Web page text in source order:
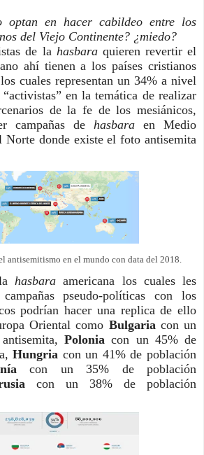
optan en hacer cabildeo entre los
del Viejo Continente? ¿miedo?
de la hasbara quieren revertir el
ahí tienen a los países cristianos
cuales representan un 34% a nivel
en la temática de realizar
de la fe de los mesiánicos,
campañas de hasbara en Medio
donde existe el foto antisemita
antisemitismo en el mundo con data del 2018.
hasbara americana los cuales les
pseudo-políticas con los
podrían hacer una replica de ello
Oriental como Bulgaria con un
Polonia con un 45% de
Hungria con un 41% de población
con un 35% de población
con un 38% de población